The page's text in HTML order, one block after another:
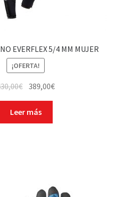
EVERFLEX 5/4 MM MUJER
¡OFERTA!
€ 389,00€
Leer más